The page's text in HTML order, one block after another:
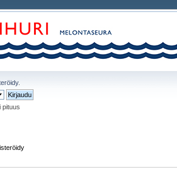
.
pituus